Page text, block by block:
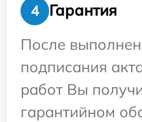
4
Гарантия
После
подписания
работ Вы
гарантийном